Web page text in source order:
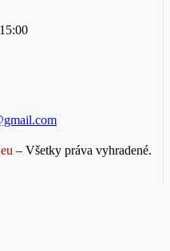
– Všetky práva vyhradené.